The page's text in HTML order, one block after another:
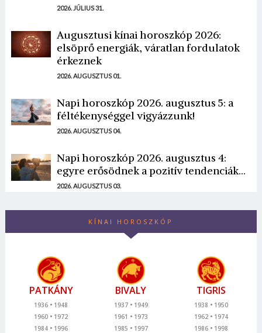
2026. JÚLIUS 31.
Augusztusi kínai horoszkóp 2026:
elsöprő energiák, váratlan fordulatok
érkeznek
2026. AUGUSZTUS 01.
Napi horoszkóp 2026. augusztus 5: a
féltékenységgel vigyázzunk!
2026. AUGUSZTUS 04.
Napi horoszkóp 2026. augusztus 4:
egyre erősödnek a pozitív tendenciák...
2026. AUGUSZTUS 03.
KÍNAI HOROSZKÓP
PATKÁNY
1936
1948
1960
1972
1984
1996
BIVALY
1937
1949
1961
1973
1985
1997
TIGRIS
1938
1950
1962
1974
1986
1998